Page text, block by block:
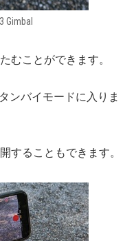
Gimbal
むことができます。
ンバイモードに入りま
することもできます。